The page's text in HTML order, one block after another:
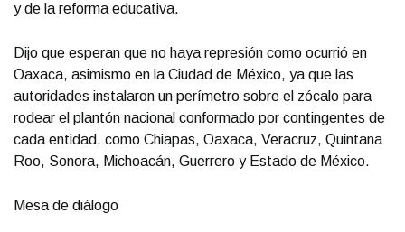
y de la reforma educativa.
Dijo que esperan que no haya represión como ocurrió en
Oaxaca, asimismo en la Ciudad de México, ya que las
autoridades instalaron un perímetro sobre el zócalo para
rodear el plantón nacional conformado por contingentes de
cada entidad, como Chiapas, Oaxaca, Veracruz, Quintana
Roo, Sonora, Michoacán, Guerrero y Estado de México.
Mesa de diálogo